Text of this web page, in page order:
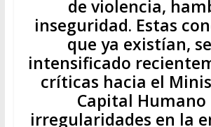
de violencia,
inseguridad. Estas
que ya existían,
intensificado
críticas hacia el
Capital Humano
irregularidades en la